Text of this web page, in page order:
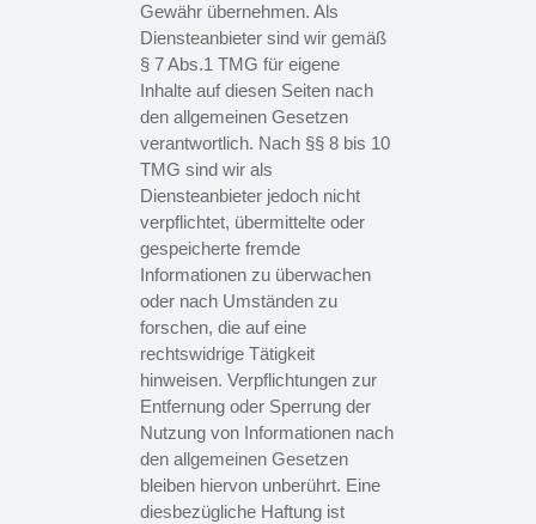
Gewähr übernehmen. Als
Diensteanbieter sind wir gemäß
§ 7 Abs.1 TMG für eigene
Inhalte auf diesen Seiten nach
den allgemeinen Gesetzen
verantwortlich. Nach §§ 8 bis 10
TMG sind wir als
Diensteanbieter jedoch nicht
verpflichtet, übermittelte oder
gespeicherte fremde
Informationen zu überwachen
oder nach Umständen zu
forschen, die auf eine
rechtswidrige Tätigkeit
hinweisen. Verpflichtungen zur
Entfernung oder Sperrung der
Nutzung von Informationen nach
den allgemeinen Gesetzen
bleiben hiervon unberührt. Eine
diesbezügliche Haftung ist